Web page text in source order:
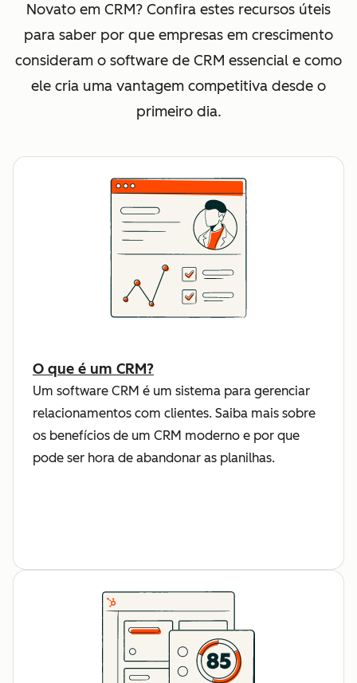
Novato em CRM? Confira estes recursos úteis
para saber por que empresas em crescimento
consideram o software de CRM essencial e como
ele cria uma vantagem competitiva desde o
primeiro dia.
O que é um CRM?
Um software CRM é um sistema para gerenciar
relacionamentos com clientes. Saiba mais sobre
os benefícios de um CRM moderno e por que
pode ser hora de abandonar as planilhas.